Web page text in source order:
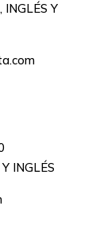
INGLÉS Y
INGLÉS